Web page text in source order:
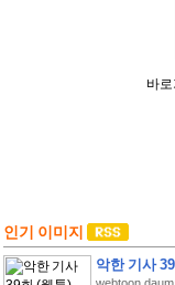
바
인기 이미지
악한 기사